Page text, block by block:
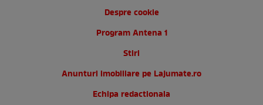
Despre cookie
Program Antena 1
Stiri
Anunturi imobiliare pe Lajumate.ro
Echipa redactionala